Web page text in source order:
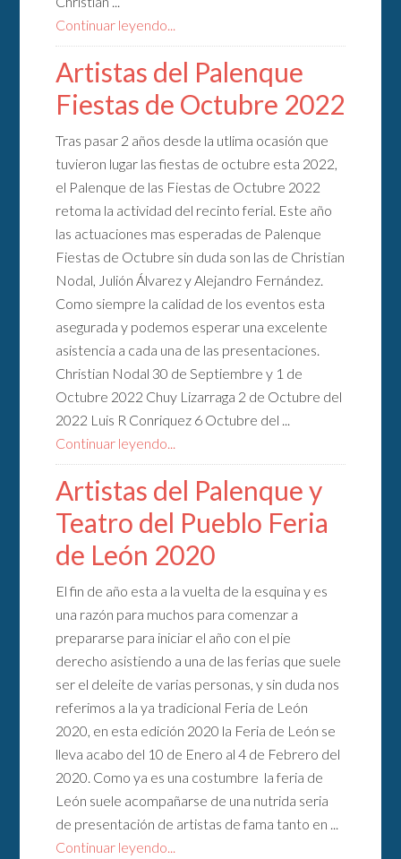
Continuar leyendo...
Artistas del Palenque
Fiestas de Octubre 2022
Tras pasar 2 años desde la utlima ocasión que
tuvieron lugar las fiestas de octubre esta 2022,
el Palenque de las Fiestas de Octubre 2022
retoma la actividad del recinto ferial. Este año
las actuaciones mas esperadas de Palenque
Fiestas de Octubre sin duda son las de Christian
Nodal, Julión Álvarez y Alejandro Fernández.
Como siempre la calidad de los eventos esta
asegurada y podemos esperar una excelente
asistencia a cada una de las presentaciones.
Christian Nodal 30 de Septiembre y 1 de
Octubre 2022 Chuy Lizarraga 2 de Octubre del
2022 Luis R Conriquez 6 Octubre del ...
Continuar leyendo...
Artistas del Palenque y
Teatro del Pueblo Feria
de León 2020
El fin de año esta a la vuelta de la esquina y es
una razón para muchos para comenzar a
prepararse para iniciar el año con el pie
derecho asistiendo a una de las ferias que suele
ser el deleite de varias personas, y sin duda nos
referimos a la ya tradicional Feria de León
2020, en esta edición 2020 la Feria de León se
lleva acabo del 10 de Enero al 4 de Febrero del
2020. Como ya es una costumbre la feria de
León suele acompañarse de una nutrida seria
de presentación de artistas de fama tanto en ...
Continuar leyendo...